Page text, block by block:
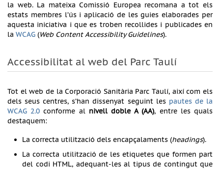
la web. La mateixa Comissió Europea recomana a tot els
estats membres l’ús i aplicació de les guies elaborades per
aquesta iniciativa i que es troben recollides i publicades en
la WCAG (Web Content Accessibility Guidelines).
Accessibilitat al web del Parc Taulí
Tot el web de la Corporació Sanitària Parc Taulí, així com els
dels seus centres, s’han dissenyat seguint les pautes de la
WCAG 2.0 conforme al nivell doble A (AA), entre les quals
destaquem:
La correcta utilització dels encapçalaments (headings).
La correcta utilització de les etiquetes que formen part
del codi HTML, adequant-les al tipus de contingut que